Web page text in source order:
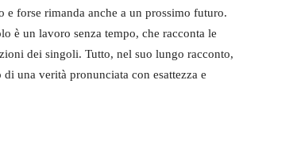
e forse rimanda anche a un prossimo futuro.
è un lavoro senza tempo, che racconta le
dei singoli. Tutto, nel suo lungo racconto,
una verità pronunciata con esattezza e